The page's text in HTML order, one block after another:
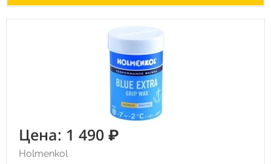
Цена: 1 490 ₽
Holmenkol